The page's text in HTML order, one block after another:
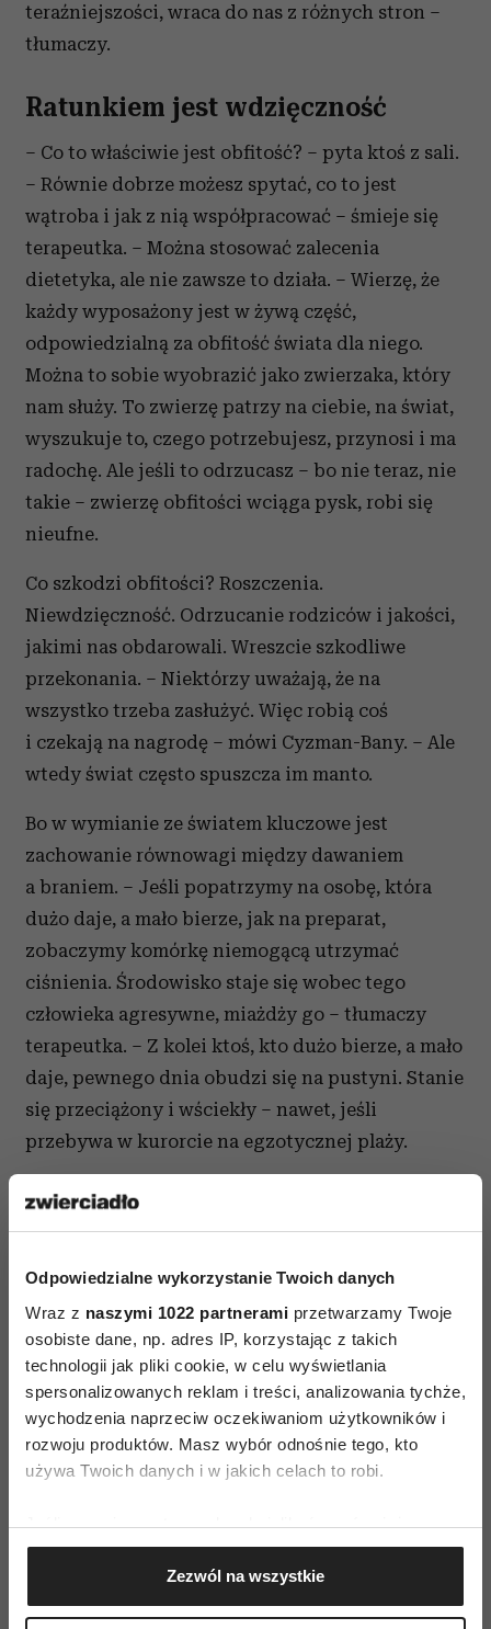
Odpowiedzialne wykorzystanie Twoich danych
Wraz z naszymi 1022 partnerami przetwarzamy Twoje
osobiste dane, np. adres IP, korzystając z takich
technologii jak pliki cookie, w celu wyświetlania
spersonalizowanych reklam i treści, analizowania tychże,
wychodzenia naprzeciw oczekiwaniom użytkowników i
rozwoju produktów. Masz wybór odnośnie tego, kto
używa Twoich danych i w jakich celach to robi.
Jeśli wyrazisz na to zgodę, chcielibyśmy również:
Gromadzić dane dotyczące Twojej lokalizacji
geograficznej z dokładnością nawet do kilku metrów
Identyfikować Twoje urządzenie, aktywnie
Zezwól na wszystkie
teraźniejszości, wraca do nas z różnych stron –
tłumaczy.
Ratunkiem jest wdzięczność
– Co to właściwie jest obfitość? – pyta ktoś z sali.
– Równie dobrze możesz spytać, co to jest
wątroba i jak z nią współpracować – śmieje się
terapeutka. – Można stosować zalecenia
dietetyka, ale nie zawsze to działa. – Wierzę, że
każdy wyposażony jest w żywą część,
odpowiedzialną za obfitość świata dla niego.
Można to sobie wyobrazić jako zwierzaka, który
nam służy. To zwierzę patrzy na ciebie, na świat,
wyszukuje to, czego potrzebujesz, przynosi i ma
radochę. Ale jeśli to odrzucasz – bo nie teraz, nie
takie – zwierzę obfitości wciąga pysk, robi się
nieufne.
Co szkodzi obfitości? Roszczenia.
Niewdzięczność. Odrzucanie rodziców i jakości,
jakimi nas obdarowali. Wreszcie szkodliwe
przekonania. – Niektórzy uważają, że na
wszystko trzeba zasłużyć. Więc robią coś
i czekają na nagrodę – mówi Cyzman-Bany. – Ale
wtedy świat często spuszcza im manto.
Bo w wymianie ze światem kluczowe jest
zachowanie równowagi między dawaniem
a braniem. – Jeśli popatrzymy na osobę, która
dużo daje, a mało bierze, jak na preparat,
zobaczymy komórkę niemogącą utrzymać
ciśnienia. Środowisko staje się wobec tego
człowieka agresywne, miażdży go – tłumaczy
terapeutka. – Z kolei ktoś, kto dużo bierze, a mało
daje, pewnego dnia obudzi się na pustyni. Stanie
się przeciążony i wściekły – nawet, jeśli
przebywa w kurorcie na egzotycznej plaży.
Niewłaściwa wymiana z ludźmi wywołuje
w niezręcznej sytuacji. – Należy dawać tyle, żeby
wymiana między stronami pozostała otwarta.
Czasem potrzeba dużo siły, żeby udźwignąć
obdarowanie. Gdy nie możemy się zrewanżować,
ratunkiem jest wdzięczność – twierdzi Cyzman-
Bany.
odpowiedzialnymi za obfitość i wymianę ze
nam całkowicie oddane. Jeśli więc któraś z nich
ma się źle, oznacza to, że wydarzyło się między